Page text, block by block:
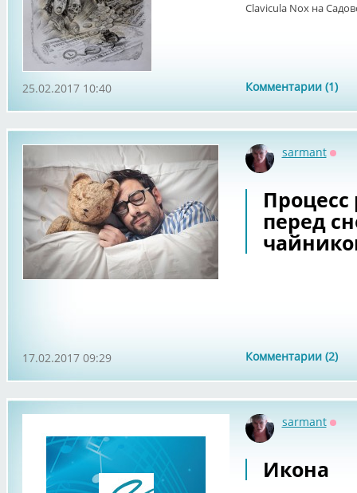
Clavicula Nox на
Комментарии (1)
25.02.2017 10:40
sarmant
перед
Комментарии (2)
17.02.2017 09:29
sarmant
Икона